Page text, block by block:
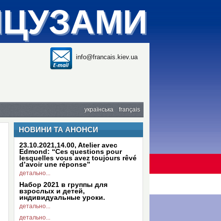
info@francais.kiev.ua
українська français
НОВИНИ ТА АНОНСИ
23.10.2021,14.00, Atelier avec
Edmond: “Ces questions pour
lesquelles vous avez toujours rêvé
d’avoir une réponse”
детально...
Набор 2021 в группы для
взрослых и детей,
индивидуальные уроки.
детально...
детально...